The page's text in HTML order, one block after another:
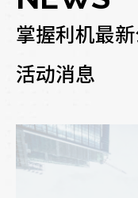
掌握利机最
活动消息